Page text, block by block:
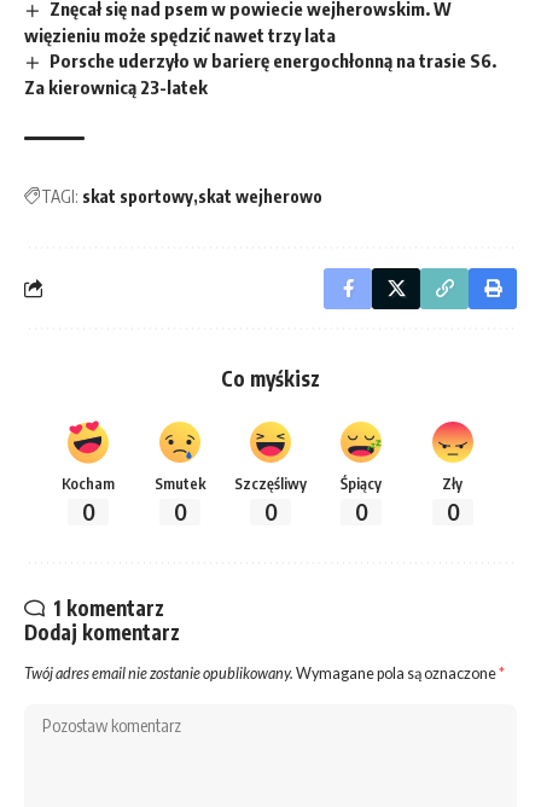
Znęcał się nad psem w powiecie wejherowskim. W
więzieniu może spędzić nawet trzy lata
Porsche uderzyło w barierę energochłonną na trasie S6.
Za kierownicą 23-latek
TAGI: skat sportowy skat wejherowo
Co myśkisz
Kocham
0
Smutek
0
Szczęśliwy
0
Śpiący
0
Zły
0
1 komentarz
Dodaj komentarz
Twój adres email nie zostanie opublikowany. Wymagane pola są oznaczone*